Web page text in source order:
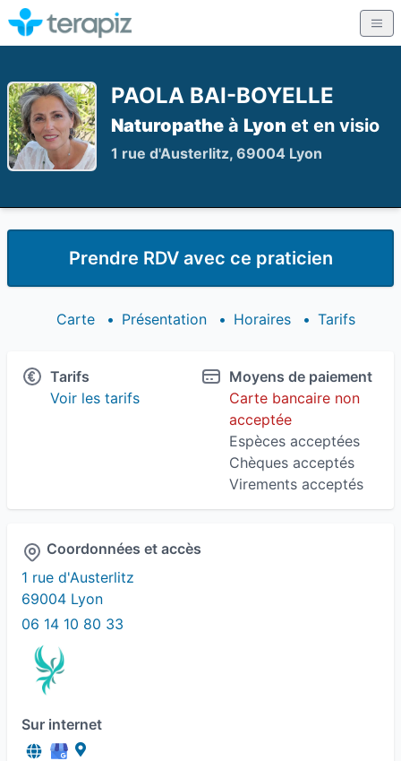
PAOLA BAI-BOYELLE
Naturopathe à Lyon et en visio
1 rue d'Austerlitz, 69004 Lyon
Prendre RDV avec ce praticien
Carte • Présentation • Horaires • Tarifs
Tarifs
Voir les tarifs
Moyens de paiement
Carte bancaire non
acceptée
Espèces acceptées
Chèques acceptés
Virements acceptés
Coordonnées et accès
1 rue d'Austerlitz
69004 Lyon
06 14 10 80 33
Sur internet